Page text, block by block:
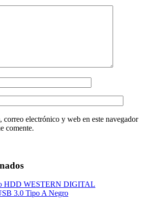
correo electrónico y web en este navegador
comente.